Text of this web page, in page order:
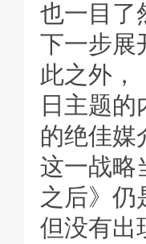
也一目了
下一步展
此之外，
日主题
的绝佳媒
这一战略
之后》仍
但没有出